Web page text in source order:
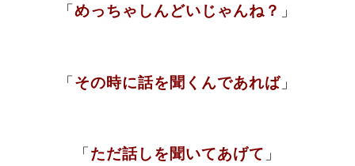
「 めっちゃしんどいじゃんね？ 」
「その時に話を聞くんであれば」
「 ただ話しを聞いてあげて 」